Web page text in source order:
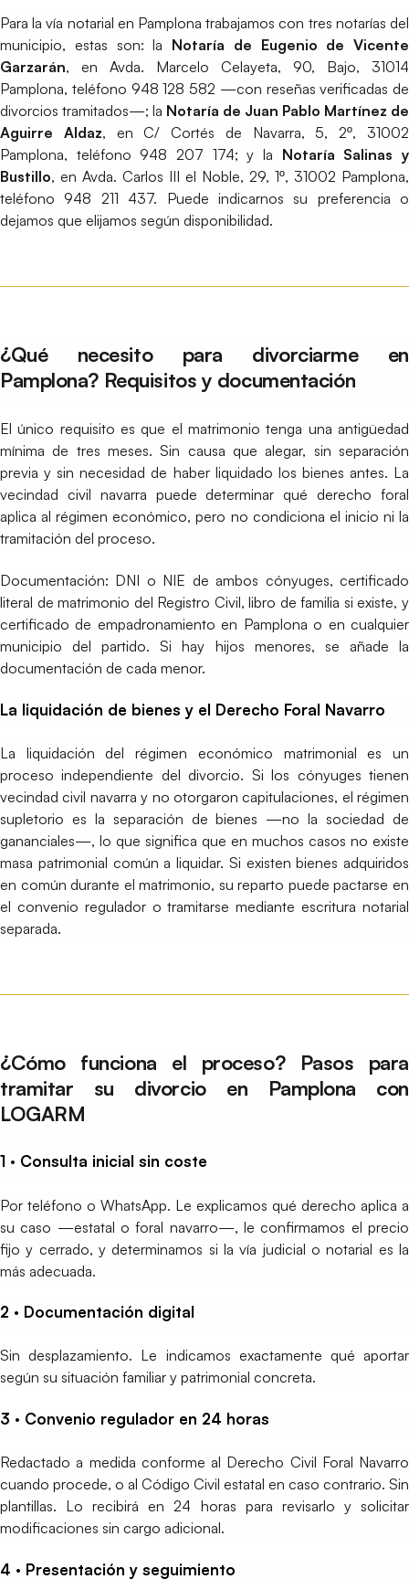
Para la vía notarial en Pamplona trabajamos con tres notarías del
municipio, estas son: la Notaría de Eugenio de Vicente
Garzarán, en Avda. Marcelo Celayeta, 90, Bajo, 31014
Pamplona, teléfono 948 128 582 —con reseñas verificadas de
divorcios tramitados—; la Notaría de Juan Pablo Martínez de
Aguirre Aldaz, en C/ Cortés de Navarra, 5, 2º, 31002
Pamplona, teléfono 948 207 174; y la Notaría Salinas y
Bustillo, en Avda. Carlos III el Noble, 29, 1º, 31002 Pamplona,
teléfono 948 211 437. Puede indicarnos su preferencia o
dejamos que elijamos según disponibilidad.
¿Qué necesito para divorciarme en
Pamplona? Requisitos y documentación
El único requisito es que el matrimonio tenga una antigüedad
mínima de tres meses. Sin causa que alegar, sin separación
previa y sin necesidad de haber liquidado los bienes antes. La
vecindad civil navarra puede determinar qué derecho foral
aplica al régimen económico, pero no condiciona el inicio ni la
tramitación del proceso.
Documentación: DNI o NIE de ambos cónyuges, certificado
literal de matrimonio del Registro Civil, libro de familia si existe, y
certificado de empadronamiento en Pamplona o en cualquier
municipio del partido. Si hay hijos menores, se añade la
documentación de cada menor.
La liquidación de bienes y el Derecho Foral Navarro
La liquidación del régimen económico matrimonial es un
proceso independiente del divorcio. Si los cónyuges tienen
vecindad civil navarra y no otorgaron capitulaciones, el régimen
supletorio es la separación de bienes —no la sociedad de
gananciales—, lo que significa que en muchos casos no existe
masa patrimonial común a liquidar. Si existen bienes adquiridos
en común durante el matrimonio, su reparto puede pactarse en
el convenio regulador o tramitarse mediante escritura notarial
separada.
¿Cómo funciona el proceso? Pasos para
tramitar su divorcio en Pamplona con
LOGARM
1 · Consulta inicial sin coste
Por teléfono o WhatsApp. Le explicamos qué derecho aplica a
su caso —estatal o foral navarro—, le confirmamos el precio
fijo y cerrado, y determinamos si la vía judicial o notarial es la
más adecuada.
2 · Documentación digital
Sin desplazamiento. Le indicamos exactamente qué aportar
según su situación familiar y patrimonial concreta.
3 · Convenio regulador en 24 horas
Redactado a medida conforme al Derecho Civil Foral Navarro
cuando procede, o al Código Civil estatal en caso contrario. Sin
plantillas. Lo recibirá en 24 horas para revisarlo y solicitar
modificaciones sin cargo adicional.
4 · Presentación y seguimiento